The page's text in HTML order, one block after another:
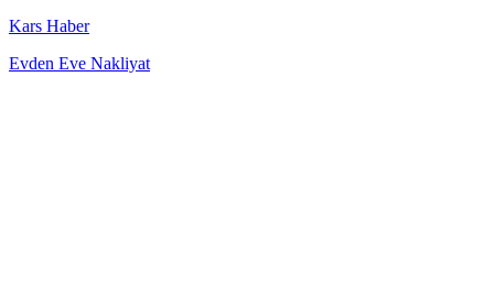
Kars Haber
Evden Eve Nakliyat